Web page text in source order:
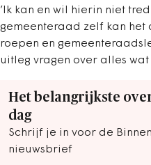
’Ik kan en wil hierin niet
gemeenteraad zelf kan het
roepen en
uitleg vragen over alles wat
Het belangrijkste
dag
Schrijf je in voor de
nieuwsbrief